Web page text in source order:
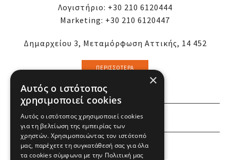
Λογιστήριο: +30 210 6120444
Marketing: +30 210 6120447
Δημαρχείου 3, Μεταμόρφωση Αττικής, 14 452
ΠΕΡΙΣΣΌΤΕΡΑ
ΕΜΕΙΣ
ΕΣΕΙΣ
×
Αυτός ο ιστότοπος
χρησιμοποιεί cookies
Αυτός ο ιστότοπος χρησιμοποιεί cookies
για τη βελτίωση της εμπειρίας των
χρηστών. Χρησιμοποιώντας τον ιστότοπό
μας, παρέχετε τη συγκατάθεσή σας για όλα
τα cookies σύμφωνα με την Πολιτική μας